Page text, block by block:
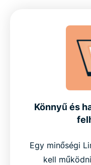
Könnyű és
Egy minőségi
kell